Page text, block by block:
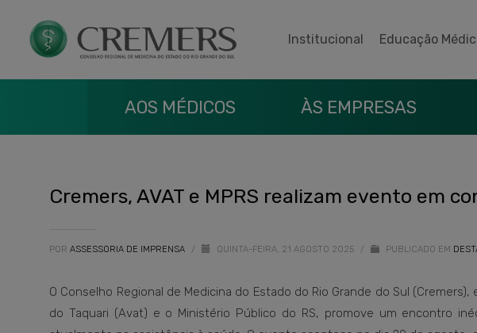
Institucional Educação
AOS MÉDICOS ÀS EMPRESAS
Cremers, AVAT e MPRS realizam evento em
POR ASSESSORIA DE IMPRENSA / QUINTA-FEIRA, 21 AGOSTO 2025 / PUBLICADO EM
O Conselho Regional de Medicina do Estado do Rio Grande do Sul
do Taquari (Avat) e o Ministério Público do RS, promove um encontro